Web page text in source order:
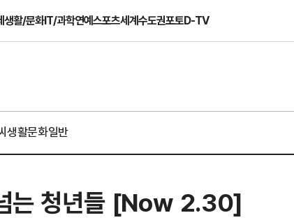
생활/문화IT/과학연예스포츠세계수도권포토D-TV
생활문화일반
는 청년들 [Now 2.30]